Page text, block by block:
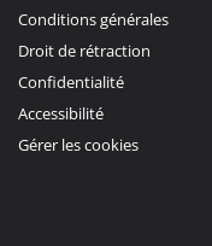
Conditions générales
Droit de rétraction
Confidentialité
Accessibilité
Gérer les cookies